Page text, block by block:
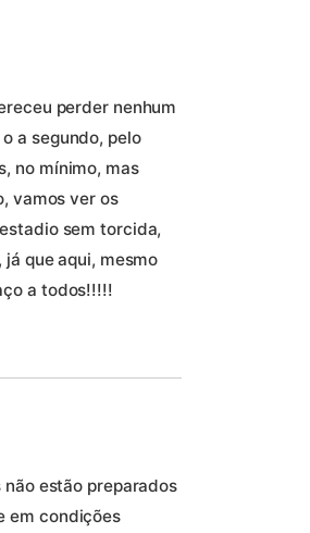
perder nenhum
a segundo, pelo
no mínimo, mas
vamos ver os
sem torcida,
que aqui, mesmo
a todos!!!!!
estão preparados
em condições